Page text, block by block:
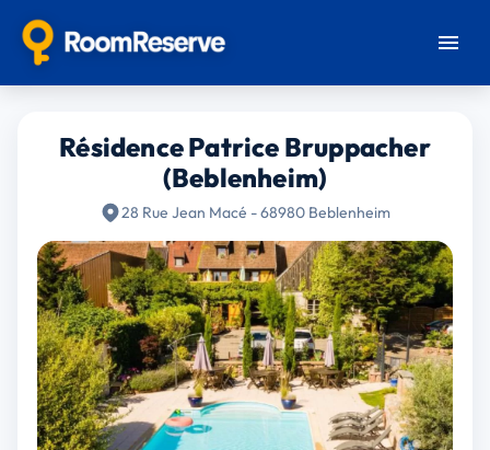
Résidence Patrice Bruppacher
(Beblenheim)
28 Rue Jean Macé - 68980 Beblenheim